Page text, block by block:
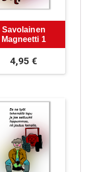
Savolainen
Magneetti 1
4,95€